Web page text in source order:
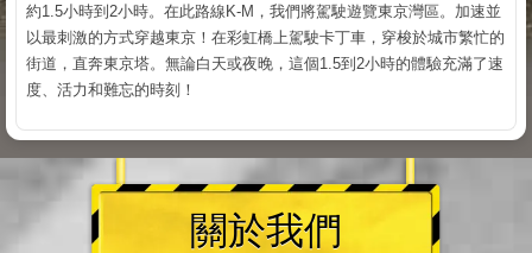
約1.5小時到2小時。在此路線K-M，我們將駕駛遊覽東京灣區。加速並
以最刺激的方式穿越東京！在彩虹橋上駕駛卡丁車，穿梭於城市繁忙的
街道，直奔東京塔。無論白天或夜晚，這個1.5到2小時的體驗充滿了速
度、活力和難忘的時刻！
關於我們